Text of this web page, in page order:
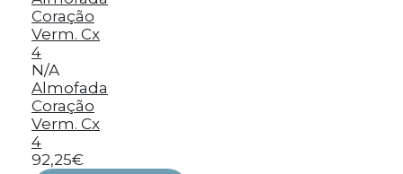
N/A
Almofada
Coração
Verm. Cx
4
92,25€